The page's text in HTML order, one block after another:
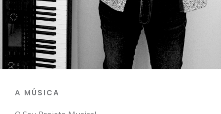
A MÚSICA